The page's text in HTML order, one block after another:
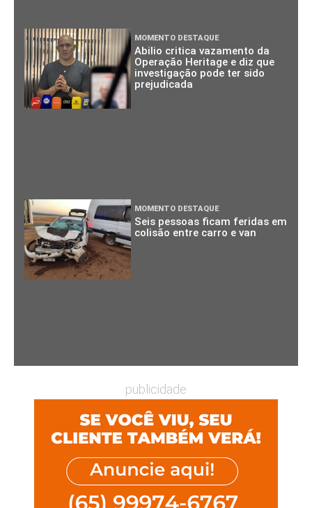
MOMENTO DESTAQUE
Abilio critica vazamento da
Operação Heritage e diz que
investigação pode ter sido
prejudicada
MOMENTO DESTAQUE
Seis pessoas ficam feridas em
colisão entre carro e van
publicidade